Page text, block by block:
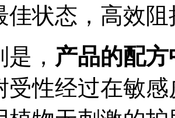
佳状态，高效
， 产品的配
受性经过在敏